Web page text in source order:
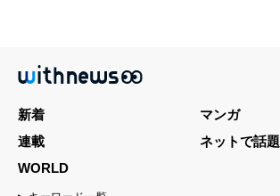
新着
マンガ
連載
ネットで話題
WORLD